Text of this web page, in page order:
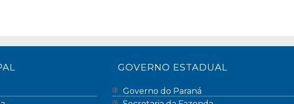
GOVERNO ESTADUAL
Governo do Paraná